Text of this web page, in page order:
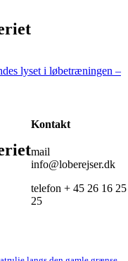
lyset i løbetræningen –
Kontakt
mail
info@loberejser.dk
telefon + 45 26 16 25
25